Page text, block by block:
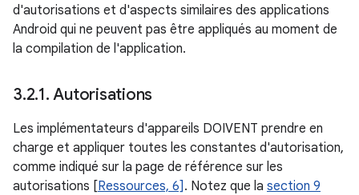
d'autorisations et d'aspects similaires des applications
Android qui ne peuvent pas être appliqués au moment de
la compilation de l'application.
3.2.1. Autorisations
Les implémentateurs d'appareils DOIVENT prendre en
charge et appliquer toutes les constantes d'autorisation,
comme indiqué sur la page de référence sur les
autorisations [Ressources, 6] . Notez que la section 9